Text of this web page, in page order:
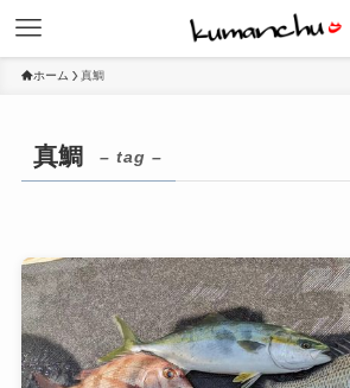
ホーム 真鯛
真鯛 – tag –